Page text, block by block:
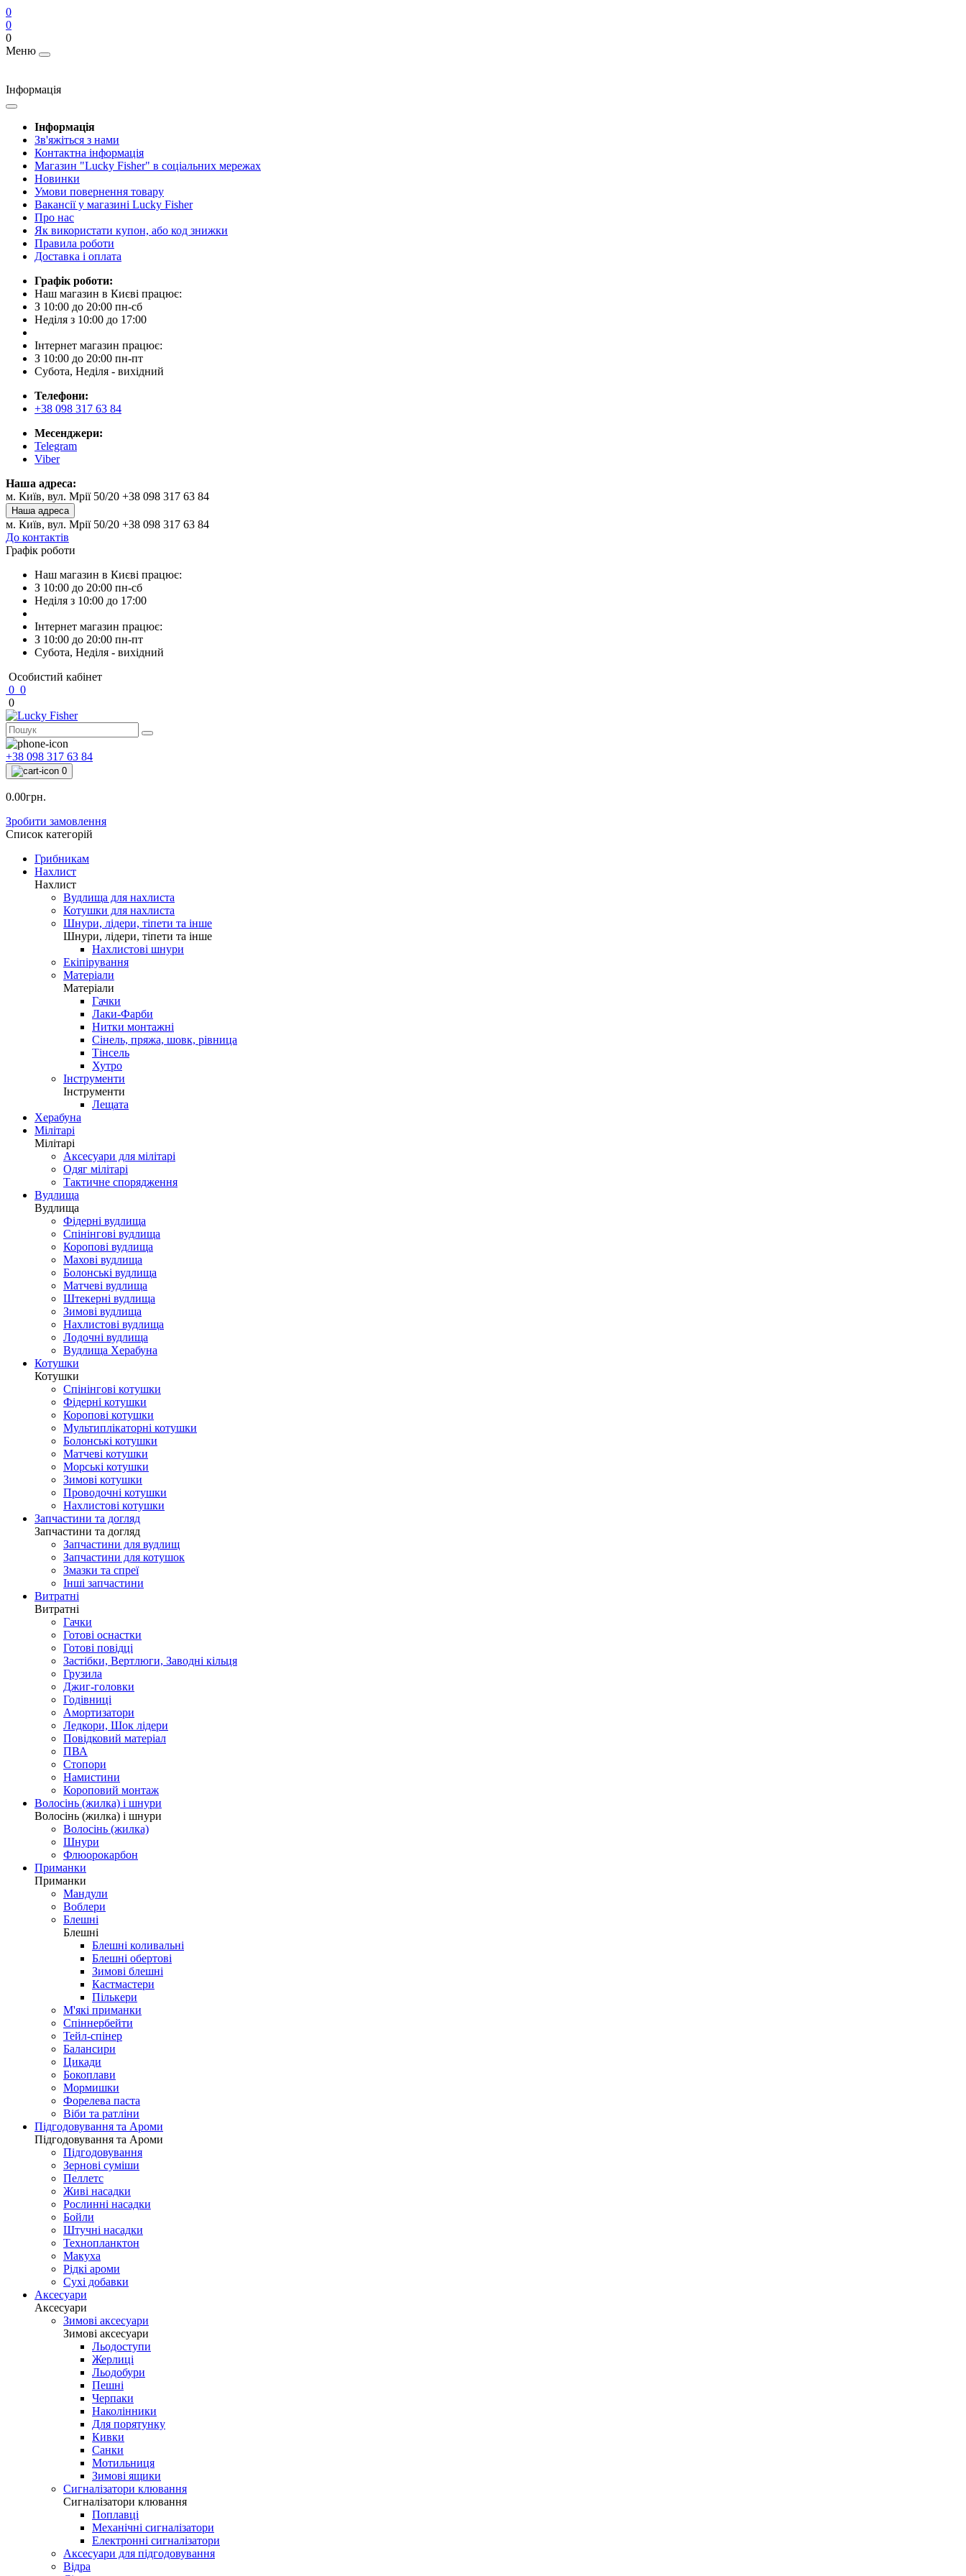
0
0
0
Меню
Інформація
Інформація
Зв'яжіться з нами
Контактна інформація
Магазин "Lucky Fisher" в соціальних мережах
Новинки
Умови повернення товару
Вакансії у магазині Lucky Fisher
Про нас
Як використати купон, або код знижки
Правила роботи
Доставка і оплата
Графік роботи:
Наш магазин в Києві працює:
З 10:00 до 20:00 пн-сб
Неділя з 10:00 до 17:00
Інтернет магазин працює:
З 10:00 до 20:00 пн-пт
Субота, Неділя - вихідний
Телефони:
+38 098 317 63 84
Месенджери:
Telegram
Viber
Наша адреса:
м. Київ, вул. Мрії 50/20 +38 098 317 63 84
Наша адреса
м. Київ, вул. Мрії 50/20 +38 098 317 63 84
До контактів
Графік роботи
Наш магазин в Києві працює:
З 10:00 до 20:00 пн-сб
Неділя з 10:00 до 17:00
Інтернет магазин працює:
З 10:00 до 20:00 пн-пт
Субота, Неділя - вихідний
Особистий кабінет
0 0
0
+38 098 317 63 84
0
0.00грн.
Зробити замовлення
Список категорій
Грибникам
Нахлист
Нахлист
Вудлища для нахлиста
Котушки для нахлиста
Шнури, лідери, тіпети та інше
Шнури, лідери, тіпети та інше
Нахлистові шнури
Екіпірування
Матеріали
Матеріали
Гачки
Лаки-Фарби
Нитки монтажні
Сінель, пряжа, шовк, рівница
Тінсель
Хутро
Інструменти
Інструменти
Лещата
Херабуна
Мілітарі
Мілітарі
Аксесуари для мілітарі
Одяг мілітарі
Тактичне спорядження
Вудлища
Вудлища
Фідерні вудлища
Спінінгові вудлища
Коропові вудлища
Махові вудлища
Болонські вудлища
Матчеві вудлища
Штекерні вудлища
Зимові вудлища
Нахлистові вудлища
Лодочні вудлища
Вудлища Херабуна
Котушки
Котушки
Спінінгові котушки
Фідерні котушки
Коропові котушки
Мультиплікаторні котушки
Болонські котушки
Матчеві котушки
Морські котушки
Зимові котушки
Проводочні котушки
Нахлистові котушки
Запчастини та догляд
Запчастини та догляд
Запчастини для вудлищ
Запчастини для котушок
Змазки та спреї
Інші запчастини
Витратні
Витратні
Гачки
Готові оснастки
Готові повідці
Застібки, Вертлюги, Заводні кільця
Грузила
Джиг-головки
Годівниці
Амортизатори
Ледкори, Шок лідери
Повідковий матеріал
ПВА
Стопори
Намистини
Короповий монтаж
Волосінь (жилка) і шнури
Волосінь (жилка) і шнури
Волосінь (жилка)
Шнури
Флюорокарбон
Приманки
Приманки
Мандули
Воблери
Блешні
Блешні
Блешні коливальні
Блешні обертові
Зимові блешні
Кастмастери
Пількери
М'які приманки
Спіннербейти
Тейл-спінер
Балансири
Цикади
Бокоплави
Мормишки
Форелева паста
Віби та ратліни
Підгодовування та Ароми
Підгодовування та Ароми
Підгодовування
Зернові суміши
Пеллетс
Живі насадки
Рослинні насадки
Бойли
Штучні насадки
Технопланктон
Макуха
Рідкі ароми
Сухі добавки
Аксесуари
Аксесуари
Зимові аксесуари
Зимові аксесуари
Льодоступи
Жерлиці
Льодобури
Пешні
Черпаки
Наколінники
Для порятунку
Кивки
Санки
Мотильниця
Зимові ящики
Сигналізатори клювання
Сигналізатори клювання
Поплавці
Механічні сигналізатори
Електронні сигналізатори
Аксесуари для підгодовування
Відра